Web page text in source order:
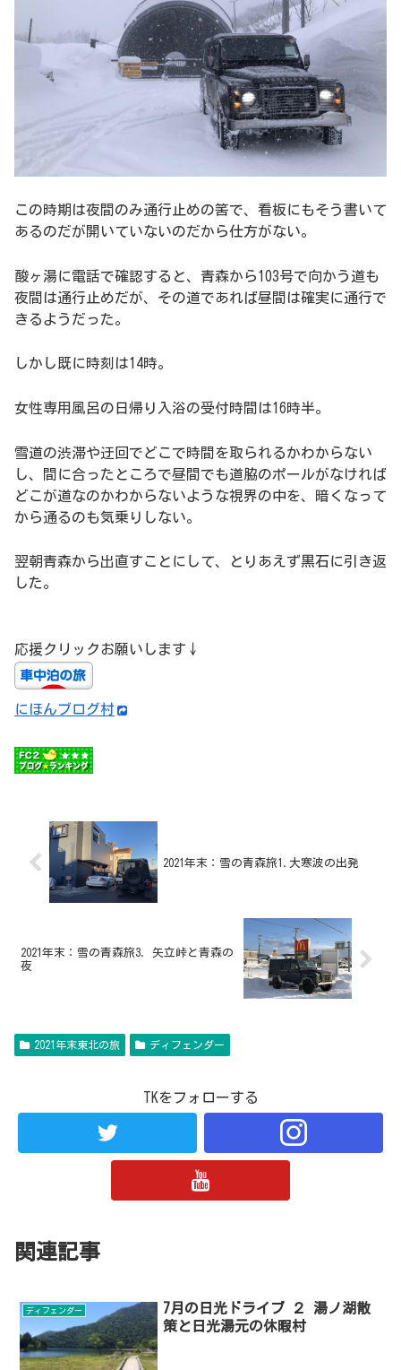
この時期は夜間のみ通行止めの筈で、看板にもそう書いて
あるのだが開いていないのだから仕方がない。
酸ヶ湯に電話で確認すると、青森から103号で向かう道も
夜間は通行止めだが、その道であれば昼間は確実に通行で
きるようだった。
しかし既に時刻は14時。
女性専用風呂の日帰り入浴の受付時間は16時半。
雪道の渋滞や迂回でどこで時間を取られるかわからない
し、間に合ったところで昼間でも道脇のポールがなければ
どこが道なのかわからないような視界の中を、暗くなって
から通るのも気乗りしない。
翌朝青森から出直すことにして、とりあえず黒石に引き返
した。
応援クリックお願いします↓
にほんブログ村
2021年末：雪の青森旅1.大寒波の出発
2021年末：雪の青森旅3. 矢立峠と青森の
夜
2021年末東北の旅 ディフェンダー
TKをフォローする
関連記事
ディフェンダー
7月の日光ドライブ ２ 湯ノ湖散
策と日光湯元の休暇村